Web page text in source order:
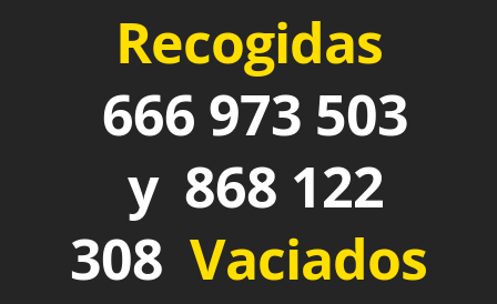
Recogidas
666 973 503
y 868 122
308 Vaciados